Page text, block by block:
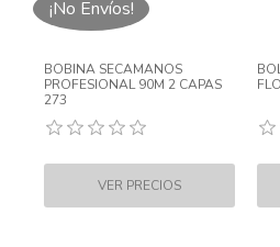
¡No Envíos!
BOBINA SECAMANOS
PROFESIONAL 90M 2 CAPAS
273